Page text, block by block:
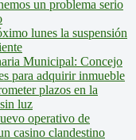
un problema serio
lunes la suspensión
Municipal: Concejo
para adquirir inmueble
plazos en la
luz
operativo de
casino clandestino